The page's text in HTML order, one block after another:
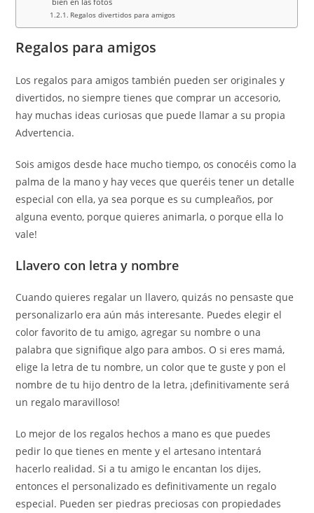
Regalos divertidos para amigos
Regalos para amigos
Los regalos para amigos también pueden ser originales y
divertidos, no siempre tienes que comprar un accesorio,
hay muchas ideas curiosas que puede llamar a su propia
Advertencia.
Sois amigos desde hace mucho tiempo, os conocéis como la
palma de la mano y hay veces que queréis tener un detalle
especial con ella, ya sea porque es su cumpleaños, por
alguna evento, porque quieres animarla, o porque ella lo
vale!
Llavero con letra y nombre
Cuando quieres regalar un llavero, quizás no pensaste que
personalizarlo era aún más interesante. Puedes elegir el
color favorito de tu amigo, agregar su nombre o una
palabra que signifique algo para ambos. O si eres mamá,
elige la letra de tu nombre, un color que te guste y pon el
nombre de tu hijo dentro de la letra, ¡definitivamente será
un regalo maravilloso!
Lo mejor de los regalos hechos a mano es que puedes
pedir lo que tienes en mente y el artesano intentará
hacerlo realidad. Si a tu amigo le encantan los dijes,
entonces el personalizado es definitivamente un regalo
especial. Pueden ser piedras preciosas con propiedades